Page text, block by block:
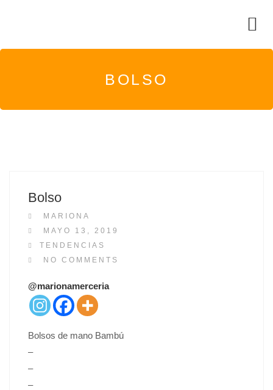
BOLSO
Bolso
MARIONA
P
O
S
E
D
O
N
MAYO 13, 2019
TENDENCIAS
NO COMMENTS
@marionamerceria
Bolsos de mano Bambú
–
–
–